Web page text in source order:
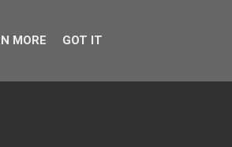
MORE GOT IT